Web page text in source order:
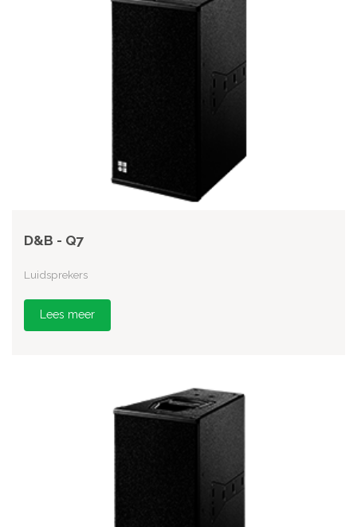
D&B - Q7
Luidsprekers
Lees meer